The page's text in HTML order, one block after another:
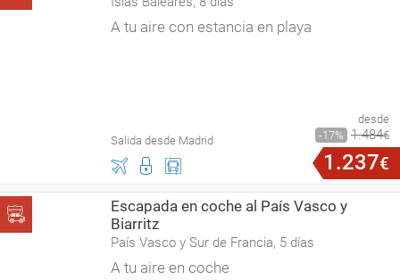
A tu aire con estancia en playa
Salida desde Madrid
desde
17
1.484€
1 .237€
Escapada en coche al País Vasco y
Biarritz
País Vasco y Sur de Francia, 5 días
A tu aire en coche